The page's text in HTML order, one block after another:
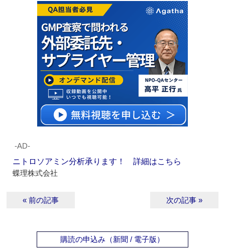
‐AD‐
ニトロソアミン分析承ります！ 詳細はこちら
蝶理株式会社
« 前の記事 次の記事 »
購読の申込み（新聞 / 電子版）